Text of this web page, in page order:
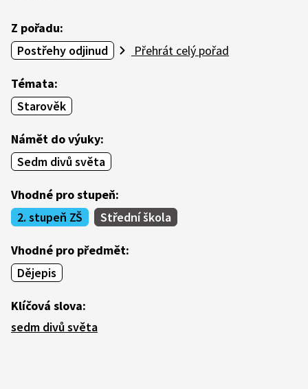
Z pořadu:
Postřehy odjinud
Přehrát celý pořad
Témata:
Starověk
Námět do výuky:
Sedm divů světa
Vhodné pro stupeň:
2. stupeň ZŠ
Střední škola
Vhodné pro předmět:
Dějepis
Klíčová slova:
sedm divů světa